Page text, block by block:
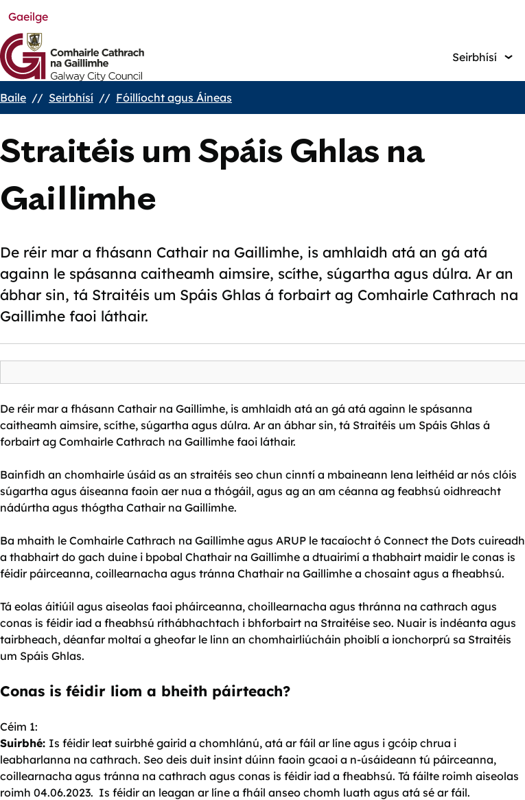
Skip
to
main
content
Gaeilge
Seirbhísí
Breadcrumbs
Baile Seirbhísí Fóillíocht agus Áineas
Straitéis um Spáis Ghlas na
Gaillimhe
De réir mar a fhásann Cathair na Gaillimhe, is amhlaidh atá an gá atá
againn le spásanna caitheamh aimsire, scíthe, súgartha agus dúlra. Ar an
ábhar sin, tá Straitéis um Spáis Ghlas á forbairt ag Comhairle Cathrach na
Gaillimhe faoi láthair.
De réir mar a fhásann Cathair na Gaillimhe, is amhlaidh atá an gá atá againn le spásanna
caitheamh aimsire, scíthe, súgartha agus dúlra. Ar an ábhar sin, tá Straitéis um Spáis Ghlas á
forbairt ag Comhairle Cathrach na Gaillimhe faoi láthair.
Bainfidh an chomhairle úsáid as an straitéis seo chun cinntí a mbaineann lena leithéid ar nós clóis
súgartha agus áiseanna faoin aer nua a thógáil, agus ag an am céanna ag feabhsú oidhreacht
nádúrtha agus thógtha Cathair na Gaillimhe.
Ba mhaith le Comhairle Cathrach na Gaillimhe agus ARUP le tacaíocht ó Connect the Dots cuireadh
a thabhairt do gach duine i bpobal Chathair na Gaillimhe a dtuairimí a thabhairt maidir le conas is
féidir páirceanna, coillearnacha agus tránna Chathair na Gaillimhe a chosaint agus a fheabhsú.
Tá eolas áitiúil agus aiseolas faoi pháirceanna, choillearnacha agus thránna na cathrach agus
conas is féidir iad a fheabhsú ríthábhachtach i bhforbairt na Straitéise seo. Nuair is indéanta agus
tairbheach, déanfar moltaí a gheofar le linn an chomhairliúcháin phoiblí a ionchorprú sa Straitéis
um Spáis Ghlas.
Conas is féidir liom a bheith páirteach?
Céim 1:
Suirbhé: Is féidir leat suirbhé gairid a chomhlánú, atá ar fáil ar líne agus i gcóip chrua i
leabharlanna na cathrach. Seo deis duit insint dúinn faoin gcaoi a n-úsáideann tú páirceanna,
coillearnacha agus tránna na cathrach agus conas is féidir iad a fheabhsú. Tá fáilte roimh aiseolas
roimh 04.06.2023. Is féidir an leagan ar líne a fháil anseo chomh luath agus atá sé ar fáil.